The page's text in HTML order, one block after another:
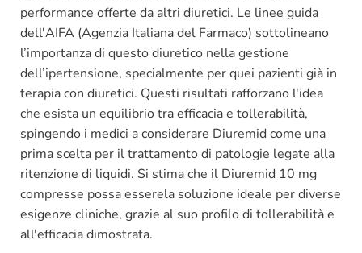
performance offerte da altri diuretici. Le linee guida
dell'AIFA (Agenzia Italiana del Farmaco) sottolineano
l’importanza di questo diuretico nella gestione
dell’ipertensione, specialmente per quei pazienti già in
terapia con diuretici. Questi risultati rafforzano l'idea
che esista un equilibrio tra efficacia e tollerabilità,
spingendo i medici a considerare Diuremid come una
prima scelta per il trattamento di patologie legate alla
ritenzione di liquidi. Si stima che il Diuremid 10 mg
compresse possa esserela soluzione ideale per diverse
esigenze cliniche, grazie al suo profilo di tollerabilità e
all'efficacia dimostrata.